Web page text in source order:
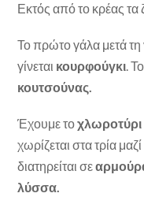
Εκτός από το κρέας τα
Το πρώτο γάλα μετά τη
γίνεται κουρφούγκι.
κουτσούνας.
Έχουμε τοχλωροτύρι
χωρίζεται στα τρία
διατηρείται σε
λύσσα.